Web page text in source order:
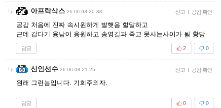
아프락삭스 26-06-08 20:38 신고 | 공감 확인
공감 처음에 진짜 속시원하게 발햇음 할말하고
근데 갑다기 용남이 응원하고 송영길과 죽고 못사는사이가 됨 황당
답글 0
2
신인선수 26-06-08 21:25 신고 | 공감 확인
원래 그런놈입니다. 기회주의자.
답글 0
0